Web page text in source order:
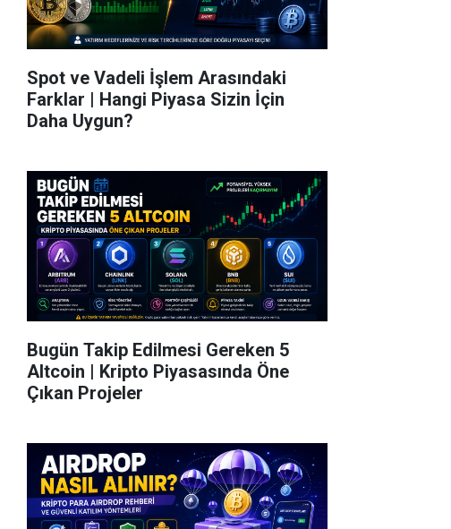
Spot ve Vadeli İşlem Arasındaki
Farklar | Hangi Piyasa Sizin İçin
Daha Uygun?
Bugün Takip Edilmesi Gereken 5
Altcoin | Kripto Piyasasında Öne
Çıkan Projeler